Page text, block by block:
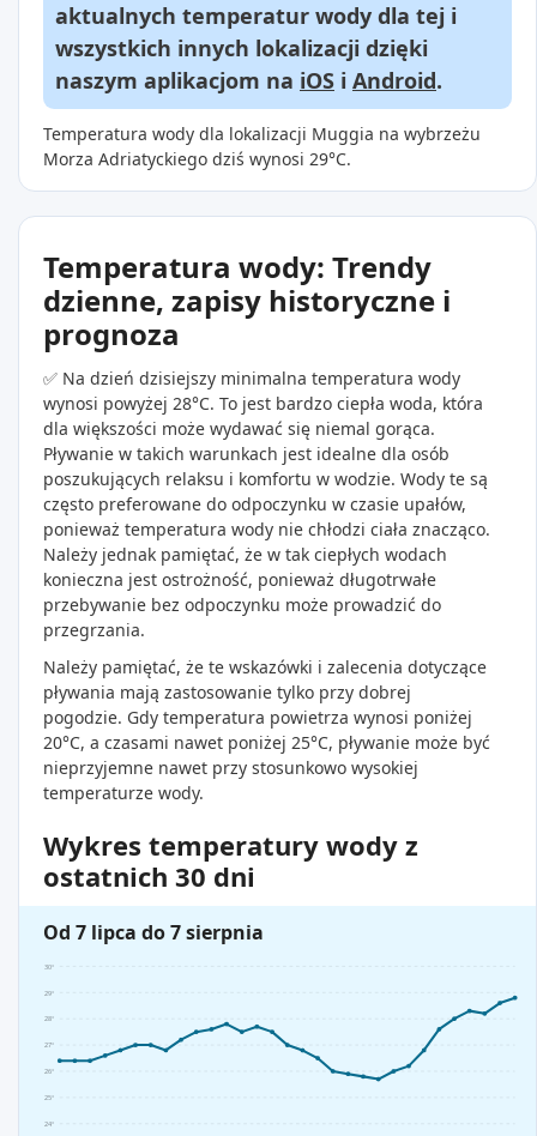
aktualnych temperatur wody dla tej i
wszystkich innych lokalizacji dzięki
naszym aplikacjom na iOS i Android.
Temperatura wody dla lokalizacji Muggia na wybrzeżu
Morza Adriatyckiego dziś wynosi 29°C.
Temperatura wody: Trendy
dzienne, zapisy historyczne i
prognoza
✅ Na dzień dzisiejszy minimalna temperatura wody
wynosi powyżej 28°C. To jest bardzo ciepła woda, która
dla większości może wydawać się niemal gorąca.
Pływanie w takich warunkach jest idealne dla osób
poszukujących relaksu i komfortu w wodzie. Wody te są
często preferowane do odpoczynku w czasie upałów,
ponieważ temperatura wody nie chłodzi ciała znacząco.
Należy jednak pamiętać, że w tak ciepłych wodach
konieczna jest ostrożność, ponieważ długotrwałe
przebywanie bez odpoczynku może prowadzić do
przegrzania.
Należy pamiętać, że te wskazówki i zalecenia dotyczące
pływania mają zastosowanie tylko przy dobrej
pogodzie. Gdy temperatura powietrza wynosi poniżej
20°C, a czasami nawet poniżej 25°C, pływanie może być
nieprzyjemne nawet przy stosunkowo wysokiej
temperaturze wody.
Wykres temperatury wody z
ostatnich 30 dni
Od 7 lipca do 7 sierpnia
24°
25°
26°
27°
28°
29°
30°